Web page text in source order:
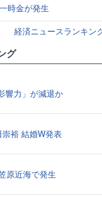
時金が発生
経済ニュースランキン
グ
響力」が減退か
裕 結婚W発表
原近海で発生